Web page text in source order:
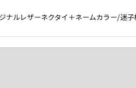
ナルレザーネクタイ＋ネームカラー/迷